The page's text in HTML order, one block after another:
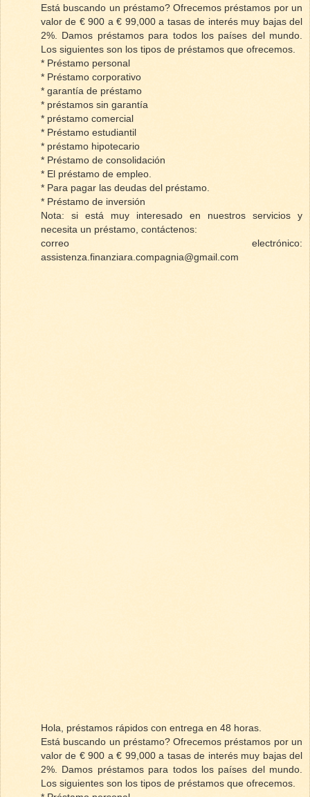
Está buscando un préstamo? Ofrecemos préstamos por un
valor de € 900 a € 99,000 a tasas de interés muy bajas del
2%. Damos préstamos para todos los países del mundo.
Los siguientes son los tipos de préstamos que ofrecemos.
* Préstamo personal
* Préstamo corporativo
* garantía de préstamo
* préstamos sin garantía
* préstamo comercial
* Préstamo estudiantil
* préstamo hipotecario
* Préstamo de consolidación
* El préstamo de empleo.
* Para pagar las deudas del préstamo.
* Préstamo de inversión
Nota: si está muy interesado en nuestros servicios y
necesita un préstamo, contáctenos:
correo electrónico:
assistenza.finanziara.compagnia@gmail.com
Hola, préstamos rápidos con entrega en 48 horas.
Está buscando un préstamo? Ofrecemos préstamos por un
valor de € 900 a € 99,000 a tasas de interés muy bajas del
2%. Damos préstamos para todos los países del mundo.
Los siguientes son los tipos de préstamos que ofrecemos.